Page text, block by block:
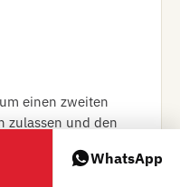
einen zweiten
zulassen und den
WhatsApp